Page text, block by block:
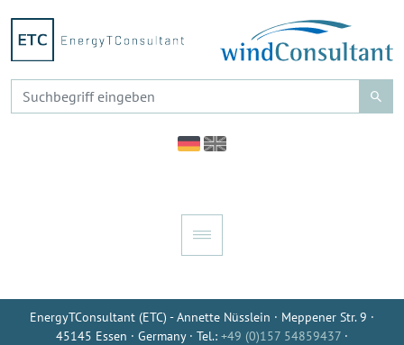
EnergyTConsultant (ETC) - Annette Nüsslein · Meppener Str. 9 ·
45145 Essen · Germany · Tel.: +49 (0)157 54859437 ·